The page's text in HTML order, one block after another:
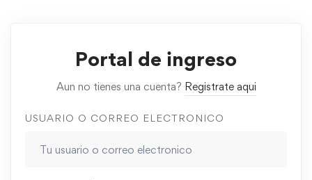
Portal de ingreso
Aun no tienes una cuenta? Registrate aqui
USUARIO O CORREO ELECTRONICO